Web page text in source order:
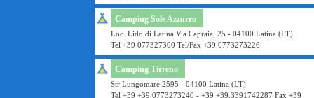
Camping Sole Azzurro
Loc. Lido di Latina Via Capraia, 25 - 04100 Latina (LT)
Tel +39 077327300 Tel/Fax +39 0773273226
Camping Tirreno
Str Lungomare 2595 - 04100 Latina (LT)
Tel +39 +39.0773273240 - +39 +39.3391742287 Fax +39